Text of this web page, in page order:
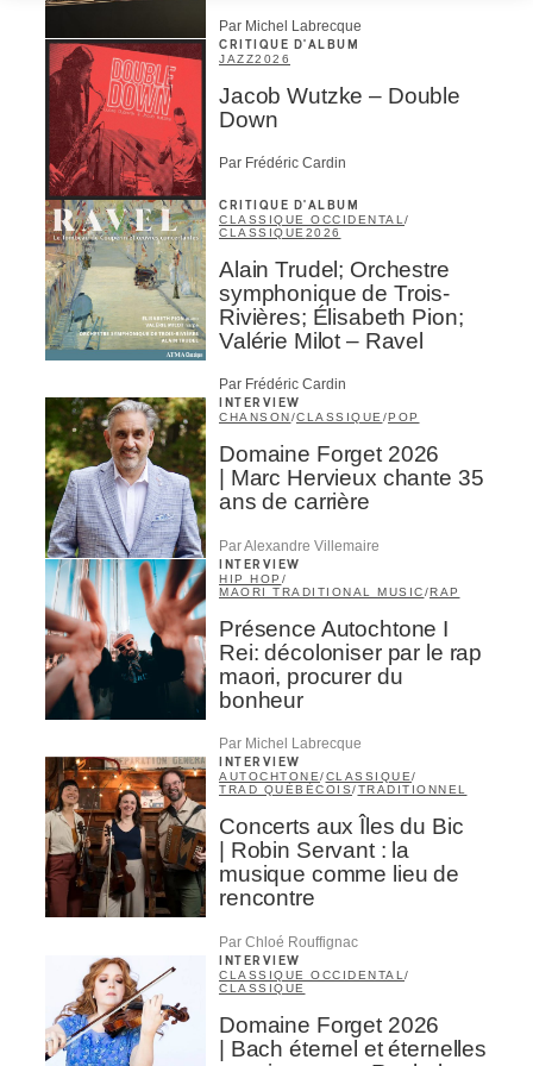
Par Michel Labrecque
CRITIQUE D'ALBUM
JAZZ2026
Jacob Wutzke – Double
Down
Par Frédéric Cardin
CRITIQUE D'ALBUM
CLASSIQUE OCCIDENTAL /
CLASSIQUE 2026
Alain Trudel; Orchestre
symphonique de Trois-
Rivières; Élisabeth Pion;
Valérie Milot – Ravel
Par Frédéric Cardin
INTERVIEW
CHANSON/CLASSIQUE /POP
Domaine Forget 2026
| Marc Hervieux chante 35
ans de carrière
Par Alexandre Villemaire
INTERVIEW
HIP HOP /
MAORI TRADITIONAL MUSIC/RAP
Présence Autochtone I
Rei: décoloniser par le rap
maori, procurer du
bonheur
Par Michel Labrecque
INTERVIEW
AUTOCHTONE/CLASSIQUE/
TRAD QUÉBÉCOIS/TRADITIONNEL
Concerts aux Îles du Bic
| Robin Servant : la
musique comme lieu de
rencontre
Par Chloé Rouffignac
INTERVIEW
CLASSIQUE OCCIDENTAL /
CLASSIQUE
Domaine Forget 2026
| Bach éternel et éternelles